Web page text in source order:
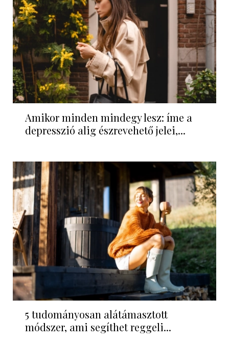
Amikor minden mindegy lesz: íme a
depresszió alig észrevehető jelei,...
5 tudományosan alátámasztott
módszer, ami segíthet reggeli...